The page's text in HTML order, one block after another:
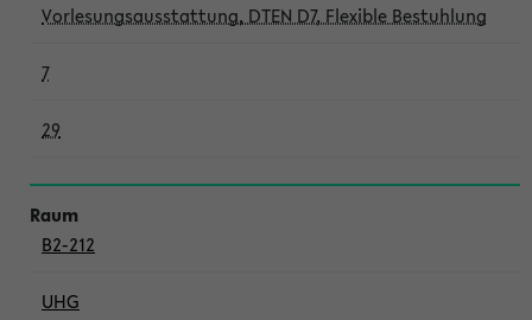
Vorlesungsausstattung, DTEN D7, Flexible Bestuhlung
7
29
B2-212
UHG